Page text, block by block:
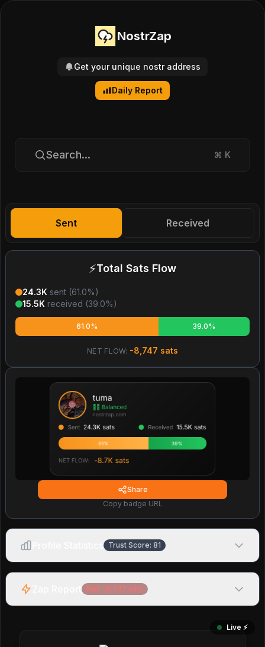
NostrZap
Get your unique nostr address
Daily Report
Search... ⌘ K
Sent Received
⚡Total Sats Flow
24.3K sent (61.0%)
15.5K received (39.0%)
61.0% 39.0%
NET FLOW: -8,747 sats
Share
Copy badge URL
Trust Score: 81
Net: -8,747 sats
Live ⚡️